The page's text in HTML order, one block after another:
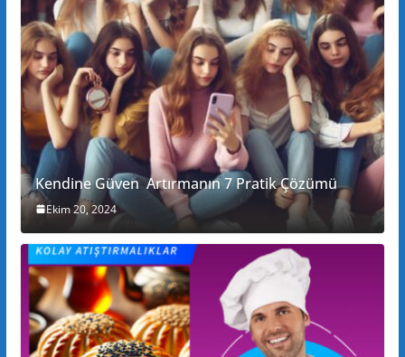
Kendine Güven Artırmanın 7 Pratik Çözümü
Ekim 20, 2024